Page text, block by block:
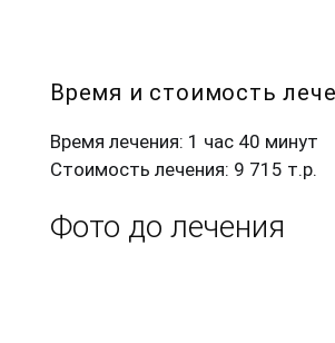
Время и стоимость
Время лечения: 1 час 40 минут
Стоимость лечения: 9 715 т.р.
Фото до лечения